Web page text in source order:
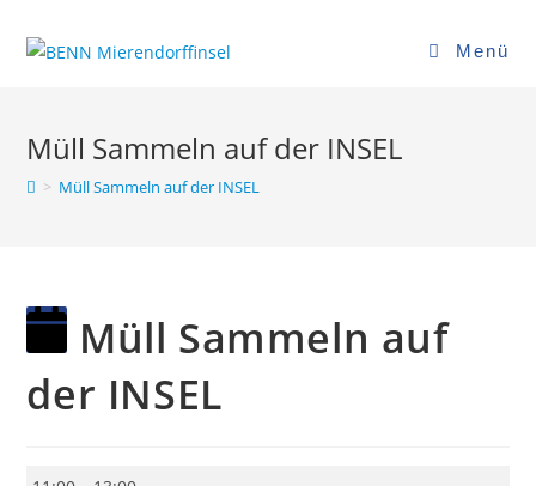
Inhalt
Menü
Müll Sammeln auf der INSEL
> Müll Sammeln auf der INSEL
Müll Sammeln auf
der INSEL
Müll